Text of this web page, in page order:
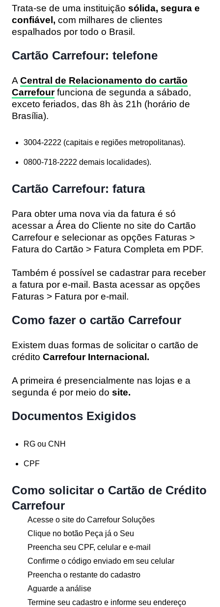
Trata-se de uma instituição sólida, segura e
confiável, com milhares de clientes
espalhados por todo o Brasil.
Cartão Carrefour: telefone
A Central de Relacionamento do cartão
Carrefourfunciona de segunda a sábado,
exceto feriados, das 8h às 21h (horário de
Brasília).
3004-2222 (capitais e regiões metropolitanas).
0800-718-2222 demais localidades).
Cartão Carrefour: fatura
Para obter uma nova via da fatura é só
acessar a Área do Cliente no site do Cartão
Carrefour e selecionar as opções Faturas >
Fatura do Cartão > Fatura Completa em PDF.
Também é possível se cadastrar para receber
a fatura por e-mail. Basta acessar as opções
Faturas > Fatura por e-mail.
Como fazer o cartão Carrefour
Existem duas formas de solicitar o cartão de
crédito Carrefour Internacional.
A primeira é presencialmente nas lojas e a
segunda é por meio do site.
Documentos Exigidos
RG ou CNH
CPF
Como solicitar o Cartão de Crédito
Carrefour
Acesse o site do Carrefour Soluções
Clique no botão Peça já o Seu
Preencha seu CPF, celular e e-mail
Confirme o código enviado em seu celular
Preencha o restante do cadastro
Aguarde a análise
Termine seu cadastro e informe seu endereço